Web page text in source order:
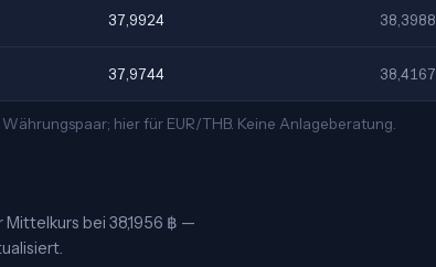
37,9924 38,3988
37,9744 38,4167
hier für EUR/THB. Keine Anlageberatung.
Mittelkurs bei 38,1956 ฿ —